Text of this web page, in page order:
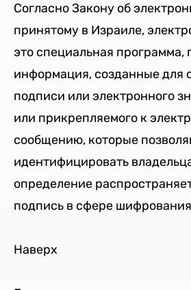
Согласно Закону об
принятому в Израиле,
это специальная программа,
информация, созданные для
подписи или электронного
или прикрепляемого к
сообщению, которые
идентифицировать
определение
подпись в сфере
Наверх